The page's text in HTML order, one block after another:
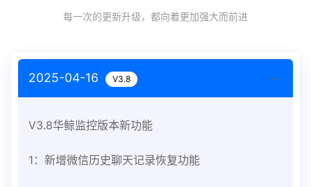
每一次的更新升级，都向着更加强大而前进
2025-04-16 V3.8
V3.8华鲸监控版本新功能
1：新增微信历史聊天记录恢复功能